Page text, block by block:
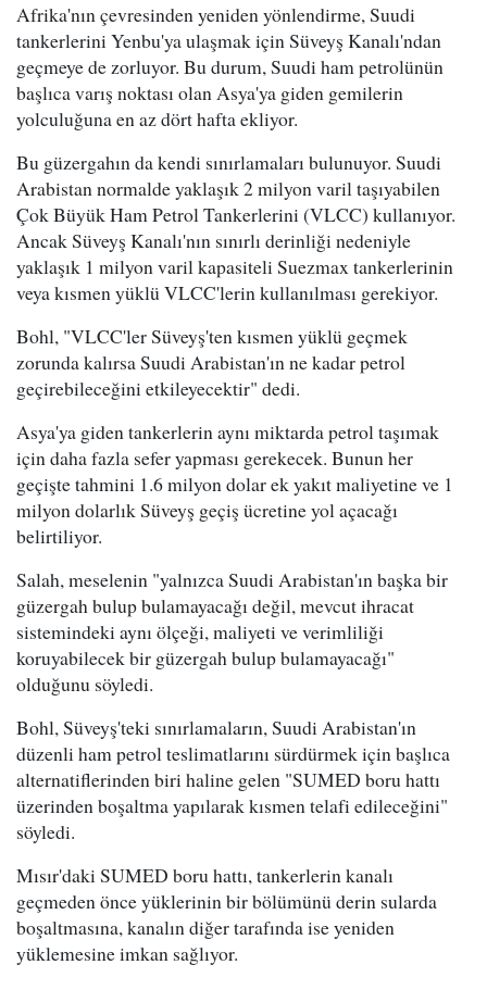
Afrika'nın çevresinden yeniden yönlendirme, Suudi
tankerlerini Yenbu'ya ulaşmak için Süveyş Kanalı'ndan
geçmeye de zorluyor. Bu durum, Suudi ham petrolünün
başlıca varış noktası olan Asya'ya giden gemilerin
yolculuğuna en az dört hafta ekliyor.
Bu güzergahın da kendi sınırlamaları bulunuyor. Suudi
Arabistan normalde yaklaşık 2 milyon varil taşıyabilen
Çok Büyük Ham Petrol Tankerlerini (VLCC) kullanıyor.
Ancak Süveyş Kanalı'nın sınırlı derinliği nedeniyle
yaklaşık 1 milyon varil kapasiteli Suezmax tankerlerinin
veya kısmen yüklü VLCC'lerin kullanılması gerekiyor.
Bohl, "VLCC'ler Süveyş'ten kısmen yüklü geçmek
zorunda kalırsa Suudi Arabistan'ın ne kadar petrol
geçirebileceğini etkileyecektir" dedi.
Asya'ya giden tankerlerin aynı miktarda petrol taşımak
için daha fazla sefer yapması gerekecek. Bunun her
geçişte tahmini 1.6 milyon dolar ek yakıt maliyetine ve 1
milyon dolarlık Süveyş geçiş ücretine yol açacağı
belirtiliyor.
Salah, meselenin "yalnızca Suudi Arabistan'ın başka bir
güzergah bulup bulamayacağı değil, mevcut ihracat
sistemindeki aynı ölçeği, maliyeti ve verimliliği
koruyabilecek bir güzergah bulup bulamayacağı"
olduğunu söyledi.
Bohl, Süveyş'teki sınırlamaların, Suudi Arabistan'ın
düzenli ham petrol teslimatlarını sürdürmek için başlıca
alternatiflerinden biri haline gelen "SUMED boru hattı
üzerinden boşaltma yapılarak kısmen telafi edileceğini"
söyledi.
Mısır'daki SUMED boru hattı, tankerlerin kanalı
geçmeden önce yüklerinin bir bölümünü derin sularda
boşaltmasına, kanalın diğer tarafında ise yeniden
yüklemesine imkan sağlıyor.